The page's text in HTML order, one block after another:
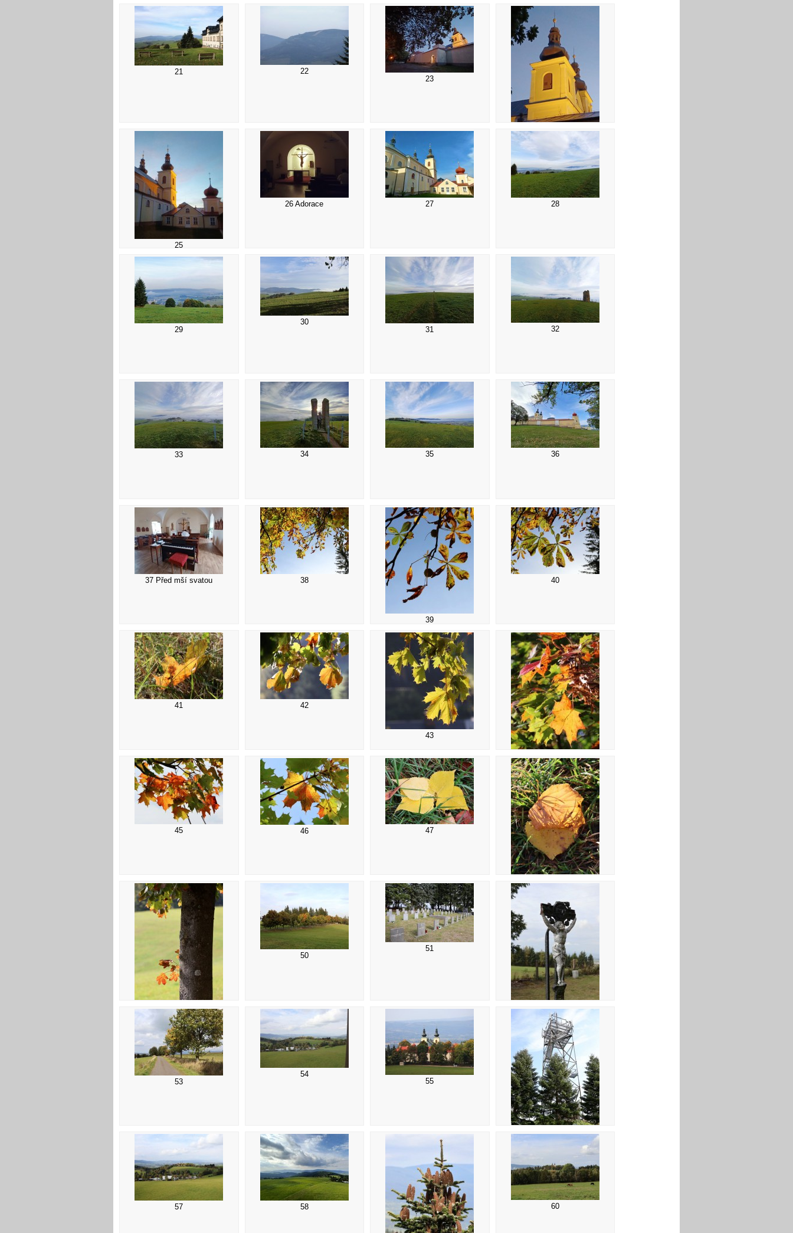
21
22
23
24
25
26 Adorace 27 28
29
30
31
32
33 34 35 36
37 Před mší svatou 38
39
40
41 42
43
44
45 46 47
48
49
50
51
52
53
54
55
56 Rozhledna Val
57 58 60